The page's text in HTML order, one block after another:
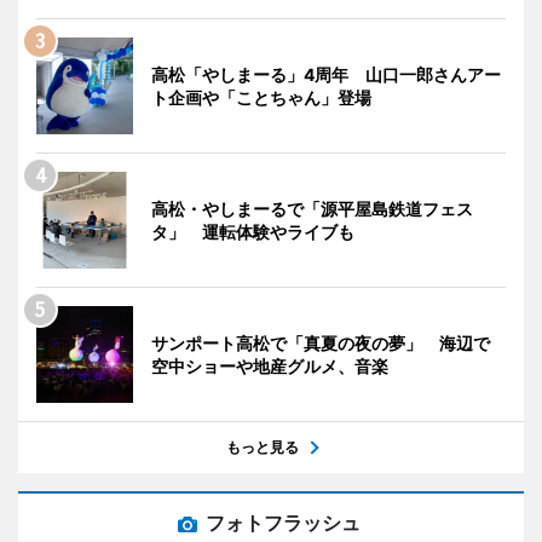
高松「やしまーる」4周年 山口一郎さんアー
ト企画や「ことちゃん」登場
高松・やしまーるで「源平屋島鉄道フェス
タ」 運転体験やライブも
サンポート高松で「真夏の夜の夢」 海辺で
空中ショーや地産グルメ、音楽
もっと見る
フォトフラッシュ